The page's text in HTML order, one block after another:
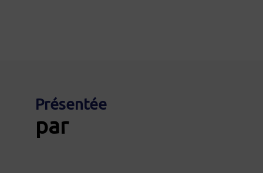
Présentée
par